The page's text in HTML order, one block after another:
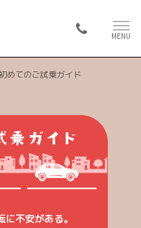
MENU
初めてのご試乗ガイド
不安がある。